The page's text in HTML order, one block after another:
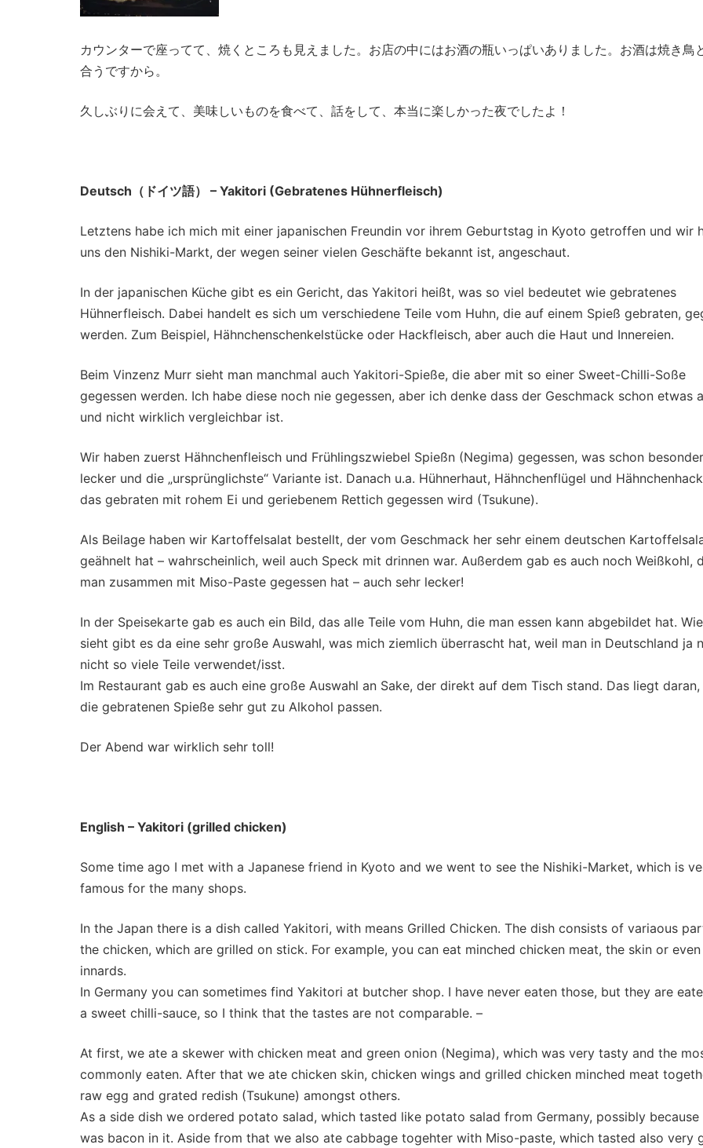
カウンターで座ってて、焼くところも見えました。お店の中にはお酒の瓶いっぱいありました。お酒は焼き鳥
合うですから。
久しぶりに会えて、美味しいものを食べて、話をして、本当に楽しかった夜でしたよ！
Deutsch（ドイツ語） – Yakitori (Gebratenes Hühnerfleisch)
Letztens habe ich mich mit einer japanischen Freundin vor ihrem Geburtstag in Kyoto getroffen und wir
uns den Nishiki-Markt, der wegen seiner vielen Geschäfte bekannt ist, angeschaut.
In der japanischen Küche gibt es ein Gericht, das Yakitori heißt, was so viel bedeutet wie gebratenes
Hühnerfleisch. Dabei handelt es sich um verschiedene Teile vom Huhn, die auf einem Spieß gebraten,
werden. Zum Beispiel, Hähnchenschenkelstücke oder Hackfleisch, aber auch die Haut und Innereien.
Beim Vinzenz Murr sieht man manchmal auch Yakitori-Spieße, die aber mit so einer Sweet-Chilli-Soße
gegessen werden. Ich habe diese noch nie gegessen, aber ich denke dass der Geschmack schon etwas
und nicht wirklich vergleichbar ist.
Wir haben zuerst Hähnchenfleisch und Frühlingszwiebel Spießn (Negima) gegessen, was schon
lecker und die „ursprünglichste“ Variante ist. Danach u.a. Hühnerhaut, Hähnchenflügel und
das gebraten mit rohem Ei und geriebenem Rettich gegessen wird (Tsukune).
Als Beilage haben wir Kartoffelsalat bestellt, der vom Geschmack her sehr einem deutschen
geähnelt hat – wahrscheinlich, weil auch Speck mit drinnen war. Außerdem gab es auch noch Weißkohl,
man zusammen mit Miso-Paste gegessen hat – auch sehr lecker!
In der Speisekarte gab es auch ein Bild, das alle Teile vom Huhn, die man essen kann abgebildet hat.
sieht gibt es da eine sehr große Auswahl, was mich ziemlich überrascht hat, weil man in Deutschland ja
nicht so viele Teile verwendet/isst.
Im Restaurant gab es auch eine große Auswahl an Sake, der direkt auf dem Tisch stand. Das liegt daran,
die gebratenen Spieße sehr gut zu Alkohol passen.
Der Abend war wirklich sehr toll!
English – Yakitori (grilled chicken)
Some time ago I met with a Japanese friend in Kyoto and we went to see the Nishiki-Market, which is
famous for the many shops.
In the Japan there is a dish called Yakitori, with means Grilled Chicken. The dish consists of variaous
the chicken, which are grilled on stick. For example, you can eat minched chicken meat, the skin or even
innards.
In Germany you can sometimes find Yakitori at butcher shop. I have never eaten those, but they are
a sweet chilli-sauce, so I think that the tastes are not comparable. –
At first, we ate a skewer with chicken meat and green onion (Negima), which was very tasty and the
commonly eaten. After that we ate chicken skin, chicken wings and grilled chicken minched meat
raw egg and grated redish (Tsukune) amongst others.
As a side dish we ordered potato salad, which tasted like potato salad from Germany, possibly because
was bacon in it. Aside from that we also ate cabbage togehter with Miso-paste, which tasted also very